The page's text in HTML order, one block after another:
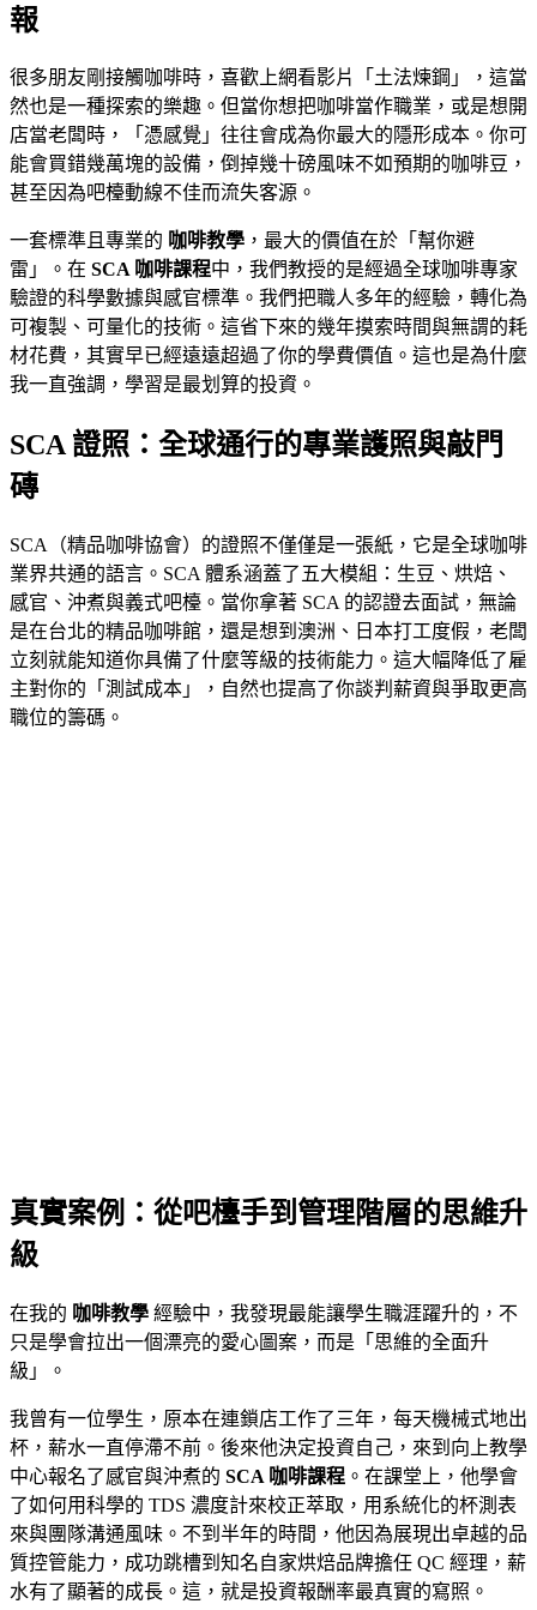
報
很多朋友剛接觸咖啡時，喜歡上網看影片「土法煉鋼」，這當
然也是一種探索的樂趣。但當你想把咖啡當作職業，或是想開
店當老闆時，「憑感覺」往往會成為你最大的隱形成本。你可
能會買錯幾萬塊的設備，倒掉幾十磅風味不如預期的咖啡豆，
甚至因為吧檯動線不佳而流失客源。
一套標準且專業的 咖啡教學 ，最大的價值在於「幫你避
雷」。在 SCA 咖啡課程中，我們教授的是經過全球咖啡專家
驗證的科學數據與感官標準。我們把職人多年的經驗，轉化為
可複製、可量化的技術。這省下來的幾年摸索時間與無謂的耗
材花費，其實早已經遠遠超過了你的學費價值。這也是為什麼
我一直強調，學習是最划算的投資。
SCA 證照：全球通行的專業護照與敲門
磚
SCA（精品咖啡協會）的證照不僅僅是一張紙，它是全球咖啡
業界共通的語言。SCA 體系涵蓋了五大模組：生豆、烘焙、
感官、沖煮與義式吧檯。當你拿著 SCA 的認證去面試，無論
是在台北的精品咖啡館，還是想到澳洲、日本打工度假，老闆
立刻就能知道你具備了什麼等級的技術能力。這大幅降低了雇
主對你的「測試成本」，自然也提高了你談判薪資與爭取更高
職位的籌碼。
真實案例：從吧檯手到管理階層的思維升
級
在我的 咖啡教學 經驗中，我發現最能讓學生職涯躍升的，不
只是學會拉出一個漂亮的愛心圖案，而是「思維的全面升
級」。
我曾有一位學生，原本在連鎖店工作了三年，每天機械式地出
杯，薪水一直停滯不前。後來他決定投資自己，來到向上教學
中心報名了感官與沖煮的 SCA 咖啡課程 。在課堂上，他學會
了如何用科學的 TDS 濃度計來校正萃取，用系統化的杯測表
來與團隊溝通風味。不到半年的時間，他因為展現出卓越的品
質控管能力，成功跳槽到知名自家烘焙品牌擔任 QC 經理，薪
水有了顯著的成長。這，就是投資報酬率最真實的寫照。